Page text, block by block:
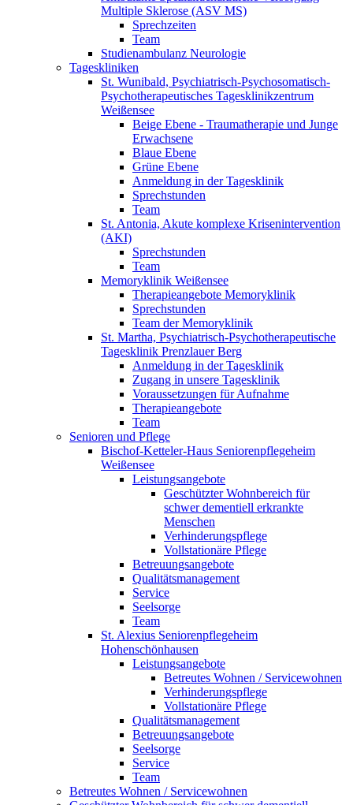
Multiple Sklerose (ASV MS)
Sprechzeiten
Team
Studienambulanz Neurologie
Tageskliniken
St. Wunibald, Psychiatrisch-Psychosomatisch-
Psychotherapeutisches Tagesklinikzentrum
Weißensee
Beige Ebene - Traumatherapie und Junge
Erwachsene
Blaue Ebene
Grüne Ebene
Anmeldung in der Tagesklinik
Sprechstunden
Team
St. Antonia, Akute komplexe Krisenintervention
(AKI)
Sprechstunden
Team
Memoryklinik Weißensee
Therapieangebote Memoryklinik
Sprechstunden
Team der Memoryklinik
St. Martha, Psychiatrisch-Psychotherapeutische
Tagesklinik Prenzlauer Berg
Anmeldung in der Tagesklinik
Zugang in unsere Tagesklinik
Voraussetzungen für Aufnahme
Therapieangebote
Team
Senioren und Pflege
Bischof-Ketteler-Haus Seniorenpflegeheim
Weißensee
Leistungsangebote
Geschützter Wohnbereich für
schwer dementiell erkrankte
Menschen
Verhinderungspflege
Vollstationäre Pflege
Betreuungsangebote
Qualitätsmanagement
Service
Seelsorge
Team
St. Alexius Seniorenpflegeheim
Hohenschönhausen
Leistungsangebote
Betreutes Wohnen / Servicewohnen
Verhinderungspflege
Vollstationäre Pflege
Qualitätsmanagement
Betreuungsangebote
Seelsorge
Service
Team
Betreutes Wohnen / Servicewohnen